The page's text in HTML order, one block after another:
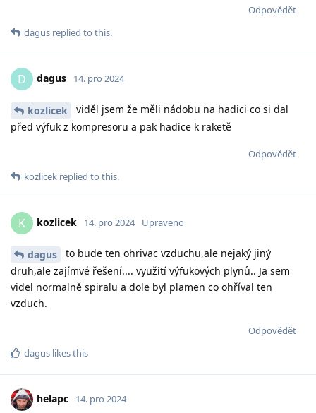
Odpovědět
dagus replied to this.
D dagus 14. pro 2024
kozlicek
viděl jsem že měli nádobu na hadici co si dal
před výfuk z kompresoru a pak hadice k raketě
Odpovědět
kozlicek replied to this.
K kozlicek 14. pro 2024 Upraveno
dagus
to bude ten ohrivac vzduchu,ale nejaký jiný
druh,ale zajímvé řešení.... využití výfukových plynů.. Ja sem
videl normalně spiralu a dole byl plamen co ohříval ten
vzduch.
Odpovědět
dagus likes this
helapc 14. pro 2024